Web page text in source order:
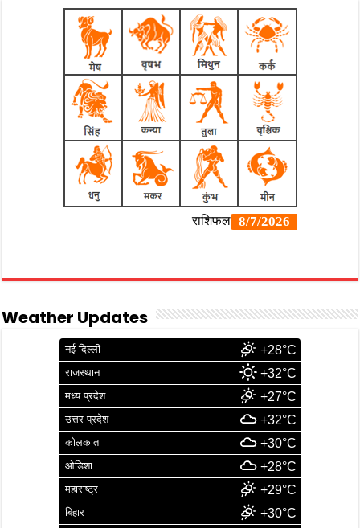
Weather Updates
नई दिल्ली +28°C
राजस्थान +32°C
मध्य प्रदेश +27°C
उत्तर प्रदेश +32°C
कोलकाता +30°C
ओडिशा +28°C
महाराष्ट्र +29°C
बिहार +30°C